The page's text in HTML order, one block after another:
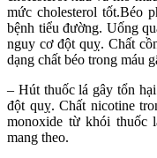
mức cholesterol tốt.Béo
bệnh tiểu đường. Uống
nguy cơ đột quỵ. Chất
dạng chất béo trong máu
– Hút thuốc lá gây tổn
đột quỵ. Chất nicotine
monoxide từ khói thuốc
mang theo.